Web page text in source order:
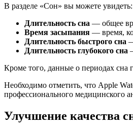
В разделе «Сон» вы можете увидеть:
Длительность сна — общее
Время засыпания — время,
Длительность быстрого сна
Длительность глубокого сна
Кроме того, данные о периодах сна
Необходимо отметить, что Apple
профессионального медицинского
Улучшение качества